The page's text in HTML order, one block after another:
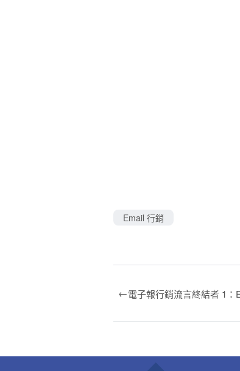
Email 行銷
←電子報行銷流言終結者 1：